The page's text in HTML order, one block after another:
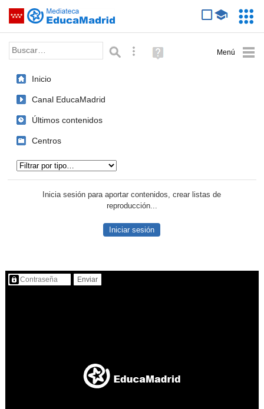
Saltar navegación
Palabra o frase: Búsqueda avanzada
Ayuda
(en
Inicio
Canal EducaMadrid
Últimos contenidos
Centros
Inicia sesión para aportar contenidos, crear listas de
reproducción...
Iniciar sesión
Contenido protegido…